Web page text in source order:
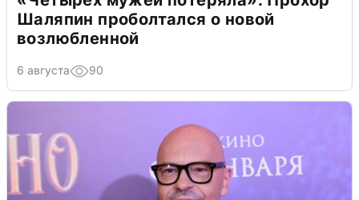
Шаляпин проболтался о новой
возлюбленной
6 августа 90